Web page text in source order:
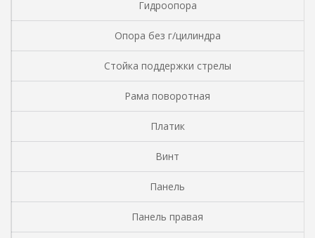
Гидроопора
Опора без г/цилиндра
Стойка поддержки стрелы
Рама поворотная
Платик
Винт
Панель
Панель правая